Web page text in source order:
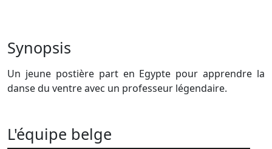
Synopsis
Un jeune postière part en Egypte pour apprendre la
danse du ventre avec un professeur légendaire.
L'équipe belge